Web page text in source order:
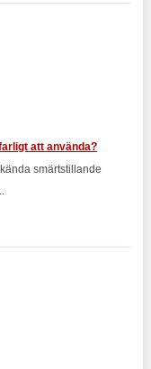
att använda?
smärtstillande